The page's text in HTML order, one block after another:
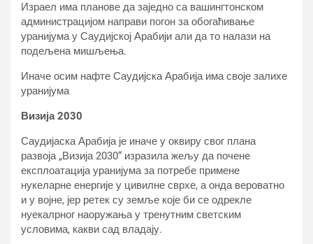
Израел има планове да заједно са вашингтонском
администрацијом направи погон за обогаћивање
уранијума у Саудијској Арабији али да то налази на
подељена мишљења.
Иначе осим нафте Саудијска Арабија има своје залихе
уранијума
Визија 2030
Саудијаска Арабија је иначе у оквиру свог плана
развоја „Визија 2030“ изразила жељу да почене
експлоатација уранијума за потребе примене
нукеларне енергије у цивилне сврхе, а онда вероватно
и у војне, јер ретек су земље које би се одрекле
нуекалрног наоружања у тренутним светским
условима, какви сад владају.